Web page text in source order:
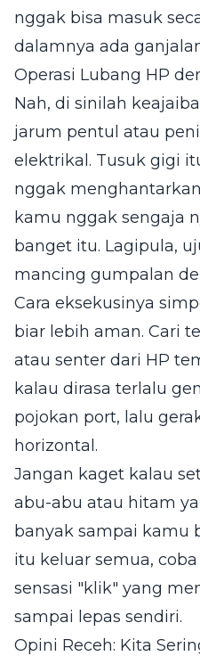
nggak bisa masuk
dalamnya ada
Operasi Lubang HP
Nah, di sinilah
jarum pentul atau
elektrikal. Tusuk gigi
nggak
kamu nggak sengaja
banget itu. Lagipula,
mancing gumpalan
Cara eksekusinya
biar lebih aman. Cari
atau senter dari HP
kalau dirasa terlalu
pojokan port, lalu
horizontal.
Jangan kaget kalau
abu-abu atau hitam
banyak sampai kamu
itu keluar semua,
sensasi "klik" yang
sampai lepas sendiri.
Opini Receh: Kita